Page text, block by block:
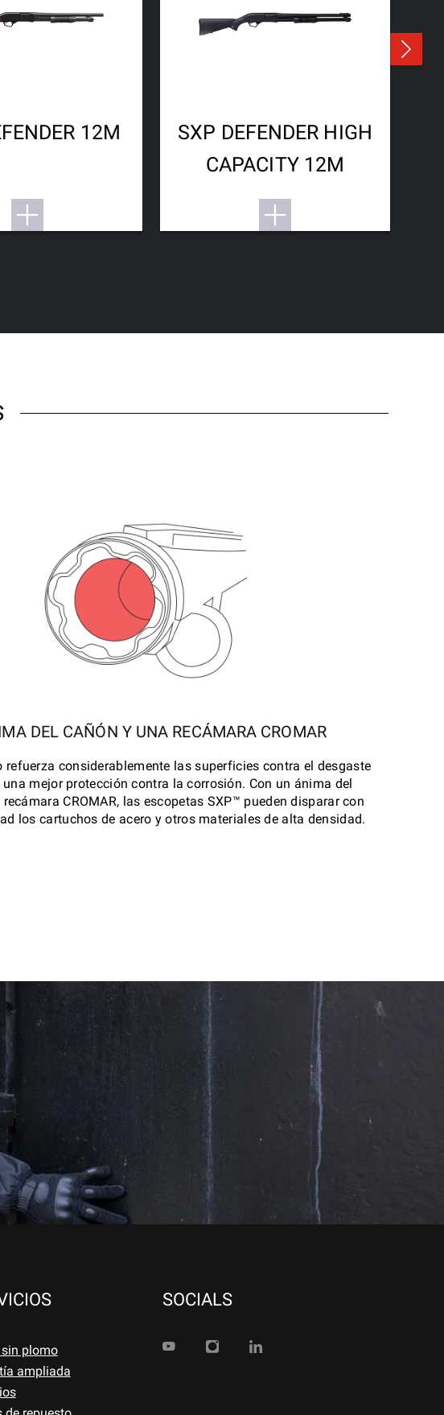
12M
SXP DEFENDER HIGH
CAPACITY 12M
DEL CAÑÓN Y UNA RECÁMARA CROMAR
refuerza considerablemente las superficies contra el desgaste
una mejor protección contra la corrosión. Con un ánima del
CROMAR, las escopetas SXP™ pueden disparar con
los cartuchos de acero y otros materiales de alta densidad.
plomo
ampliada
SOCIALS